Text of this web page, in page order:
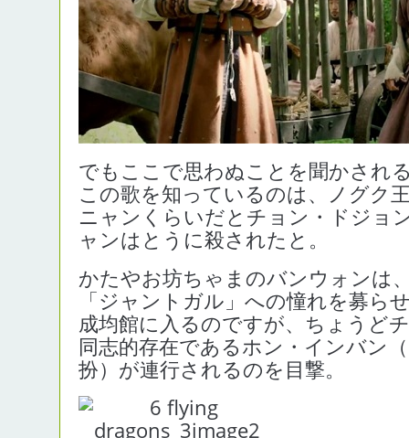
でもここで思わぬことを聞かされ
この歌を知っているのは、ノグク
ニャンくらいだとチョン・ドジョ
ャンはとうに殺されたと。
かたやお坊ちゃまのバンウォンは
「ジャントガル」への憧れを募ら
成均館に入るのですが、ちょうど
同志的存在であるホン・インバン
扮）が連行されるのを目撃。